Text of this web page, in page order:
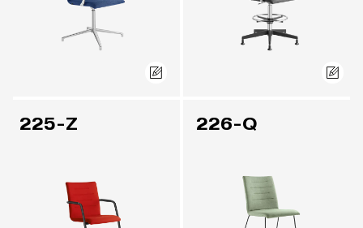
225-Z 226-Q